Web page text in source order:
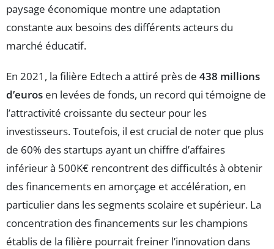
paysage économique montre une adaptation
constante aux besoins des différents acteurs du
marché éducatif.
En 2021, la filière Edtech a attiré près de 438 millions
d’euros en levées de fonds, un record qui témoigne de
l’attractivité croissante du secteur pour les
investisseurs. Toutefois, il est crucial de noter que plus
de 60% des startups ayant un chiffre d’affaires
inférieur à 500K€ rencontrent des difficultés à obtenir
des financements en amorçage et accélération, en
particulier dans les segments scolaire et supérieur. La
concentration des financements sur les champions
établis de la filière pourrait freiner l’innovation dans